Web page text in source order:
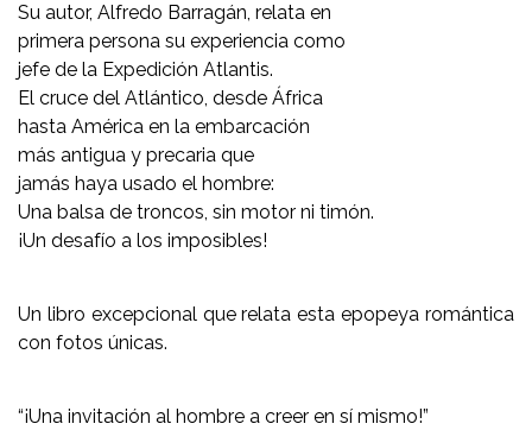
Su autor, Alfredo Barragán, relata en
primera persona su experiencia como
jefe de la Expedición Atlantis.
El cruce del Atlántico, desde África
hasta América en la embarcación
más antigua y precaria que
jamás haya usado el hombre:
Una balsa de troncos, sin motor ni timón.
¡Un desafío a los imposibles!
Un libro excepcional que relata esta epopeya romántica
con fotos únicas.
“¡Una invitación al hombre a creer en sí mismo!”